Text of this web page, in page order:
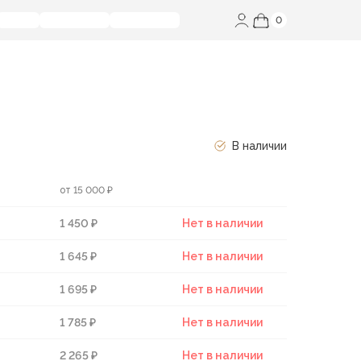
0
В наличии
от 15 000 ₽
1 450 ₽ Нет в наличии
1 645 ₽ Нет в наличии
1 695 ₽ Нет в наличии
1 785 ₽ Нет в наличии
2 265 ₽ Нет в наличии